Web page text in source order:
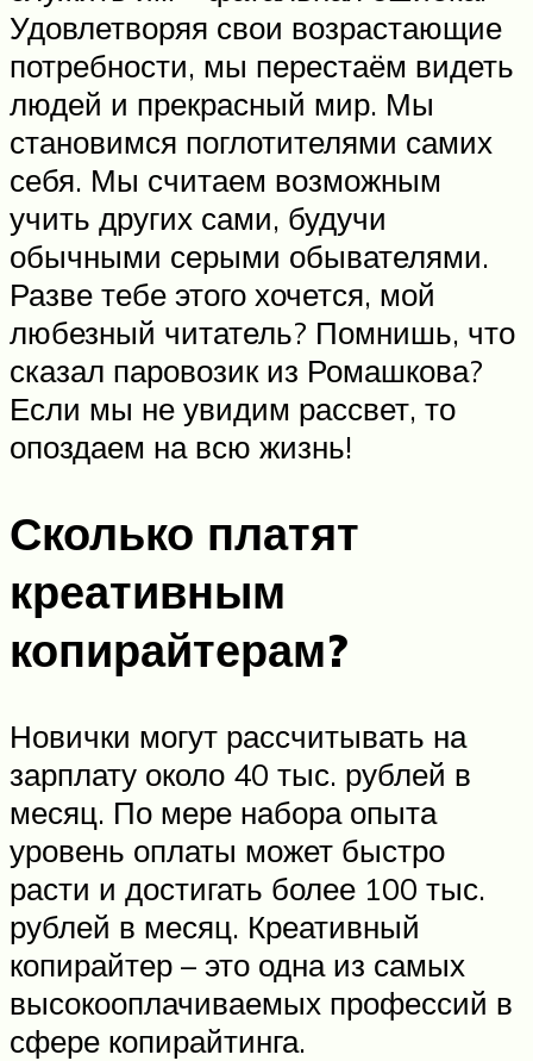
Удовлетворяя свои возрастающие
потребности, мы перестаём видеть
людей и прекрасный мир. Мы
становимся поглотителями самих
себя. Мы считаем возможным
учить других сами, будучи
обычными серыми обывателями.
Разве тебе этого хочется, мой
любезный читатель? Помнишь, что
сказал паровозик из Ромашкова?
Если мы не увидим рассвет, то
опоздаем на всю жизнь!
Сколько платят
креативным
копирайтерам?
Новички могут рассчитывать на
зарплату около 40 тыс. рублей в
месяц. По мере набора опыта
уровень оплаты может быстро
расти и достигать более 100 тыс.
рублей в месяц. Креативный
копирайтер – это одна из самых
высокооплачиваемых профессий в
сфере копирайтинга.